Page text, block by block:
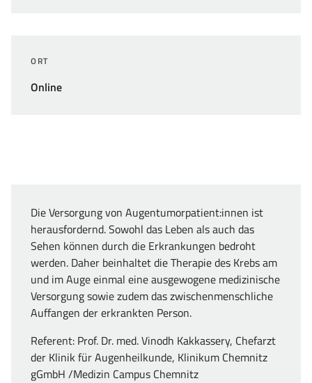
ORT
Online
Die Versorgung von Augentumorpatient:innen ist
herausfordernd. Sowohl das Leben als auch das
Sehen können durch die Erkrankungen bedroht
werden. Daher beinhaltet die Therapie des Krebs am
und im Auge einmal eine ausgewogene medizinische
Versorgung sowie zudem das zwischenmenschliche
Auffangen der erkrankten Person.
Referent: Prof. Dr. med. Vinodh Kakkassery, Chefarzt
der Klinik für Augenheilkunde, Klinikum Chemnitz
gGmbH /Medizin Campus Chemnitz